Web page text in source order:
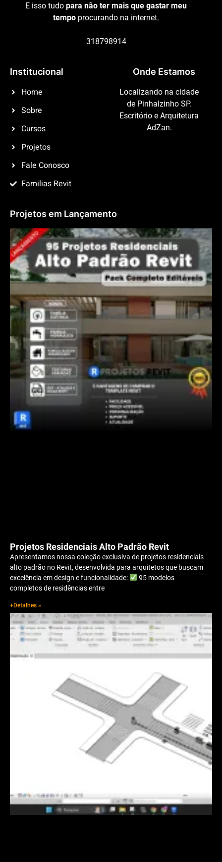
E isso tudo para não ter mais que gastar meu
tempo procurando na internet.
318798914
Institucional
Home
Sobre
Cursos
Projetos
Fale Conosco
Familias Revit
Onde Estamos
Localizando na cidade
de Pinhalzinho SP.
Escritório e Arquitetura
AdZan.
Projetos em Lançamento
Projetos Residenciais Alto Padrão Revit
Apresentamos nossa coleção exclusiva de projetos residenciais
alto padrão no Revit, desenvolvida para arquitetos que buscam
excelência em design e funcionalidade:
95 modelos
completos de residências entre
+Detalhes »